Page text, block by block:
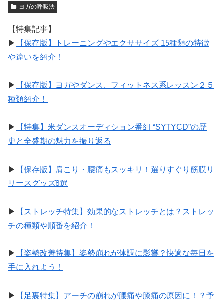
ヨガの呼吸法
【特集記事】
▶︎
【保存版】トレーニングやエクササイズ 15種類の特徴
や違いを紹介！
▶︎
【保存版】ヨガやダンス、フィットネス系レッスン２５
種類紹介！
▶︎
【特集】米ダンスオーディション番組 “SYTYCD”の歴
史と全盛期の魅力を振り返る
▶︎
【保存版】肩こり・腰痛もスッキリ！選りすぐり筋膜リ
リースグッズ8選
▶︎
【ストレッチ特集】効果的なストレッチとは？ストレッ
チの種類や順番を紹介！
▶︎
【姿勢改善特集】姿勢崩れが体調に影響？快適な毎日を
手に入れよう！
▶︎ 【足裏特集】アーチの崩れが腰痛や膝痛の原因に！？予